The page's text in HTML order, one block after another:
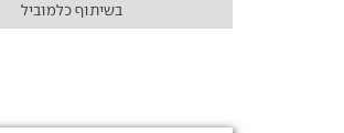
בשיתוף כלמוביל